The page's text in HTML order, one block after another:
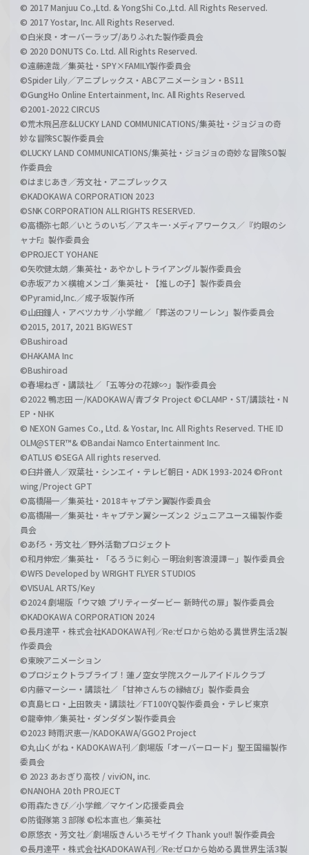
© 2017 Manjuu Co.,Ltd. & YongShi Co.,Ltd. All Rights Reserved.
© 2017 Yostar, Inc. All Rights Reserved.
©白米良・オーバーラップ/ありふれた製作委員会
© 2020 DONUTS Co. Ltd. All Rights Reserved.
©遠藤達哉／集英社・SPY×FAMILY製作委員会
©Spider Lily／アニプレックス・ABCアニメーション・BS11
©GungHo Online Entertainment, Inc. All Rights Reserved.
©2001-2022 CIRCUS
©荒木飛呂彦&LUCKY LAND COMMUNICATIONS/集英社・ジョジョの奇
妙な冒険SC製作委員会
©LUCKY LAND COMMUNICATIONS/集英社・ジョジョの奇妙な冒険SO製
作委員会
©はまじあき／芳文社・アニプレックス
©KADOKAWA CORPORATION 2023
©SNK CORPORATION ALL RIGHTS RESERVED.
©高橋弥七郎／いとうのいぢ／アスキー･メディアワークス／『灼眼のシ
ャナF』製作委員会
©PROJECT YOHANE
©矢吹健太朗／集英社・あやかしトライアングル製作委員会
©赤坂アカ×横槍メンゴ／集英社・【推しの子】製作委員会
©Pyramid,Inc.／成子坂製作所
©山田鐘人・アベツカサ／小学館／「葬送のフリーレン」製作委員会
©2015, 2017, 2021 BIGWEST
©Bushiroad
©HAKAMA Inc
©Bushiroad
©春場ねぎ・講談社／「五等分の花嫁∽」製作委員会
©2022 鴨志田 一/KADOKAWA/青ブタ Project ©CLAMP・ST/講談社・N
EP・NHK
© NEXON Games Co., Ltd. & Yostar, Inc. All Rights Reserved. THE ID
OLM@STER™& ©Bandai Namco Entertainment Inc.
©ATLUS ©SEGA All rights reserved.
©臼井儀人／双葉社・シンエイ・テレビ朝日・ADK 1993-2024 ©Front
wing/Project GPT
©高橋陽一／集英社・2018キャプテン翼製作委員会
©高橋陽一／集英社・キャプテン翼シーズン２ ジュニアユース編製作委
員会
©あfろ・芳文社／野外活動プロジェクト
©和月伸宏／集英社・「るろうに剣心 －明治剣客浪漫譚－」製作委員会
©WFS Developed by WRIGHT FLYER STUDIOS
©VISUAL ARTS/Key
©2024 劇場版「ウマ娘 プリティーダービー 新時代の扉」製作委員会
©KADOKAWA CORPORATION 2024
©長月達平・株式会社KADOKAWA刊／Re:ゼロから始める異世界生活2製
作委員会
©東映アニメーション
©プロジェクトラブライブ！蓮ノ空女学院スクールアイドルクラブ
©内藤マーシー・講談社／「甘神さんちの縁結び」製作委員会
©真島ヒロ・上田敦夫・講談社／FT100YQ製作委員会・テレビ東京
©龍幸伸／集英社・ダンダダン製作委員会
©2023 時雨沢恵一/KADOKAWA/GGO2 Project
©丸山くがね・KADOKAWA刊／劇場版「オーバーロード」聖王国編製作
委員会
© 2023 あおぎり高校 / viviON, inc.
©NANOHA 20th PROJECT
©雨森たきび／小学館／マケイン応援委員会
©防衛隊第３部隊 ©松本直也／集英社
©原悠衣・芳文社／劇場版きんいろモザイク Thank you!! 製作委員会
©長月達平・株式会社KADOKAWA刊／Re:ゼロから始める異世界生活3製